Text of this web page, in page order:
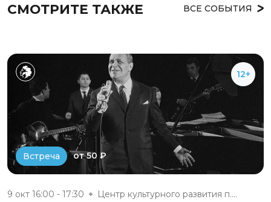
СМОТРИТЕ ТАКЖЕ ВСЕ СОБЫТИЯ
12+
Встреча от 50 ₽
9 окт 16:00 - 17:30 Центр культурного развития п....